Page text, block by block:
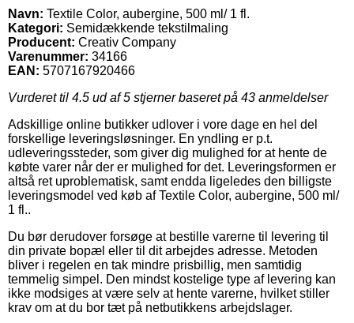
Navn: Textile Color, aubergine, 500 ml/ 1 fl.
Kategori: Semidækkende tekstilmaling
Producent: Creativ Company
Varenummer: 34166
EAN: 5707167920466
Vurderet til 4.5 ud af 5 stjerner baseret på 43 anmeldelser
Adskillige online butikker udlover i vore dage en hel del
forskellige leveringsløsninger. En yndling er p.t.
udleveringssteder, som giver dig mulighed for at hente de
købte varer når der er mulighed for det. Leveringsformen er
altså ret uproblematisk, samt endda ligeledes den billigste
leveringsmodel ved køb af Textile Color, aubergine, 500 ml/
1 fl..
Du bør derudover forsøge at bestille varerne til levering til
din private bopæl eller til dit arbejdes adresse. Metoden
bliver i regelen en tak mindre prisbillig, men samtidig
temmelig simpel. Den mindst kostelige type af levering kan
ikke modsiges at være selv at hente varerne, hvilket stiller
krav om at du bor tæt på netbutikkens arbejdslager.